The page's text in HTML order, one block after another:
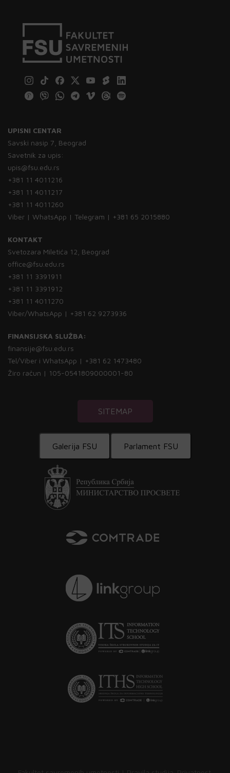
UPISNI CENTAR
Savski nasip 7, Beograd
Savetnik za upis:
upis@fsu.edu.rs
+381 11 4011216
+381 11 4011217
+381 11 4011260
Viber | WhatsApp | Telegram | +381 65 2015880
KONTAKT
Svetozara Miletića 12, Beograd
office@fsu.edu.rs
+381 11 3391911
+381 11 3391912
+381 11 4011270
Viber/WhatsApp | +381 62 9273936
FINANSIJSKA SLUŽBA:
finansije@fsu.edu.rs
Tel/Viber i WhatsApp | +381 62 1473480
Žiro račun | 105-0541809000001-80
SITEMAP
Galerija FSU Parlament FSU